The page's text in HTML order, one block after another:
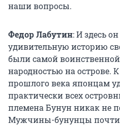
наши вопросы.
Федор Лабутин: И здесь
удивительную историю
были самой
народностью на острове.
прошлого века японцам
практически всех
племена Бунун никак не
Мужчины-бунунцы почти